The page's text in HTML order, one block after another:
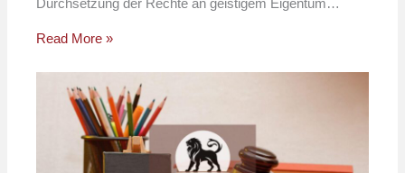
Durchsetzung der Rechte an geistigem Eigentum…
Read More »